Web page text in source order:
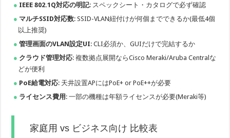
IEEE 802.1Q対応の明記: スペックシート・カタログで必ず確認
マルチSSID対応数: SSID-VLAN紐付けが何個までできるか(最低4個
以上推奨)
管理画面のVLAN設定UI: CLI必須か、GUIだけで完結するか
クラウド管理対応: 複数拠点展開ならCisco Meraki/Aruba Centralな
どが便利
PoE給電対応: 天井設置APにはPoE+ o​r PoE++が必要
ライセンス費用: 一部の機種は年額ライセンスが必要(Meraki等)
家庭用 vs ビジネス向け 比較表